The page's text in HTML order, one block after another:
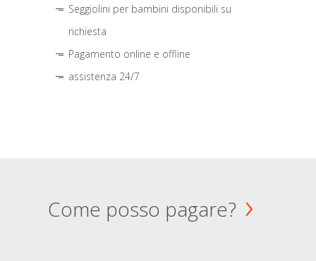
Seggiolini per bambini disponibili su
richiesta
Pagamento online e offline
assistenza 24/7
Come posso pagare?